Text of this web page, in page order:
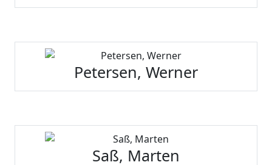
Petersen, Werner
Saß, Marten